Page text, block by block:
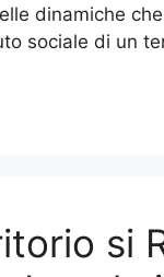
dinamiche
sociale di un
si